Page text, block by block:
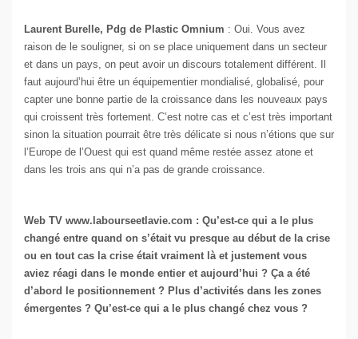
Laurent Burelle, Pdg de Plastic Omnium : Oui. Vous avez
raison de le souligner, si on se place uniquement dans un secteur
et dans un pays, on peut avoir un discours totalement différent. Il
faut aujourd’hui être un équipementier mondialisé, globalisé, pour
capter une bonne partie de la croissance dans les nouveaux pays
qui croissent très fortement. C’est notre cas et c’est très important
sinon la situation pourrait être très délicate si nous n’étions que sur
l’Europe de l’Ouest qui est quand même restée assez atone et
dans les trois ans qui n’a pas de grande croissance.
Web TV www.labourseetlavie.com : Qu’est-ce qui a le plus
changé entre quand on s’était vu presque au début de la crise
ou en tout cas la crise était vraiment là et justement vous
aviez réagi dans le monde entier et aujourd’hui ? Ça a été
d’abord le positionnement ? Plus d’activités dans les zones
émergentes ? Qu’est-ce qui a le plus changé chez vous ?